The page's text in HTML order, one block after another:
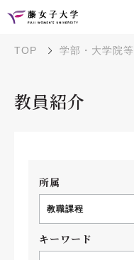
TOP 学部・大学院等
教員紹介
所属
教職課程
キーワード